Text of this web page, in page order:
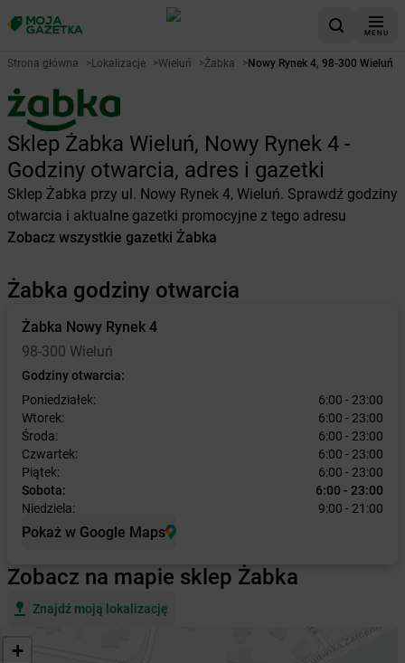
MENU
Strona główna >Lokalizacje >Wieluń >Żabka >Nowy Rynek 4, 98-300 Wieluń
Sklep Żabka Wieluń, Nowy Rynek 4 -
Godziny otwarcia, adres i gazetki
Sklep Żabka przy ul. Nowy Rynek 4, Wieluń. Sprawdź godziny
otwarcia i aktualne gazetki promocyjne z tego adresu
Zobacz wszystkie gazetki Żabka
Żabka godziny otwarcia
Żabka Nowy Rynek 4
98-300 Wieluń
Godziny otwarcia:
Poniedziałek:
6:00 - 23:00
Wtorek:
6:00 - 23:00
Środa:
6:00 - 23:00
Czwartek:
6:00 - 23:00
Piątek:
6:00 - 23:00
Sobota:
6:00 - 23:00
Niedziela:
9:00 - 21:00
Pokaż w Google Maps
Zobacz na mapie sklep Żabka
Znajdź moją lokalizację
+